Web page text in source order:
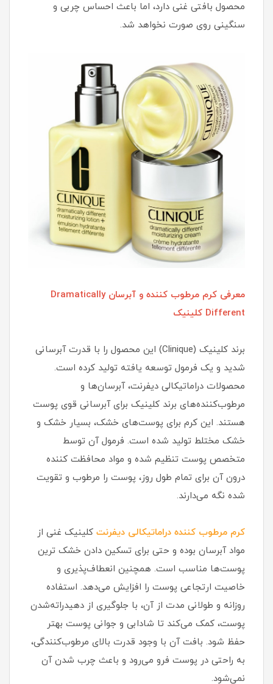
محصول بافتی غنی دارد، اما باعث احساس چربی و
سنگینی روی صورت نخواهد شد.
معرفی کرم مرطوب کننده و آبرسان Dramatically
Different کلینیک
برند کلینیک (Clinique) این محصول را با قدرت آبرسانی
شدید و یک فرمول توسعه یافته تولید کرده است.
محصولات دراماتیکالی دیفرنت، آبرسان‌ها و
مرطوب‌کننده‌های برند کلینیک برای آبرسانی قوی پوست
هستند. این کرم برای پوست‌های خشک، بسیار خشک و
خشک مختلط تولید شده است. فرمول آن توسط
متخصص پوست تنظیم شده و مواد محافظت کننده
درون آن برای تمام طول روز، پوست را مرطوب و تقویت
شده نگه می‌دارند.
کرم مرطوب کننده دراماتیکالی دیفرنت کلینیک غنی از
مواد آبرسان بوده و حتی برای تسکین دادن خشک ترین
پوست‌ها مناسب است. همچنین انعطاف‌پذیری و
خاصیت ارتجاعی پوست را افزایش می‌دهد. استفاده
روزانه و طولانی مدت از آن، با جلوگیری از دهیدراته‌شدن
پوست، کمک می‌کند تا شادابی و جوانی پوست بهتر
حفظ شود. بافت آن با وجود قدرت بالای مرطوب‌کنندگی،
به راحتی در پوست فرو می‌رود و باعث چرب شدن آن
نمی‌شود.